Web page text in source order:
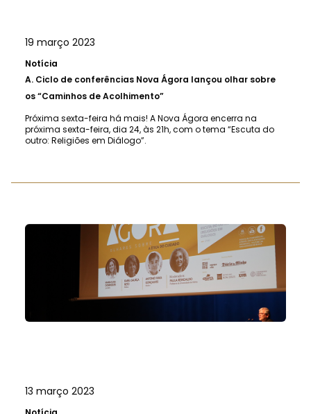
19 março 2023
Notícia
A. Ciclo de conferências Nova Ágora lançou olhar sobre
os “Caminhos de Acolhimento”
Próxima sexta-feira há mais! A Nova Ágora encerra na
próxima sexta-feira, dia 24, às 21h, com o tema “Escuta do
outro: Religiões em Diálogo”.
13 março 2023